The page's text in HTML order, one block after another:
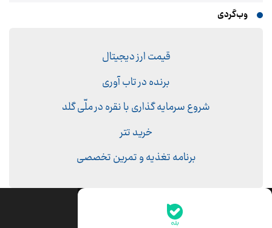
وب‌گردی
قیمت ارز دیجیتال
برنده در تاب آوری
شروع سرمایه گذاری با نقره در ملّی گلد
خرید تتر
برنامه تغذیه و تمرین تخصصی
جدیدترین قیمت‌ها